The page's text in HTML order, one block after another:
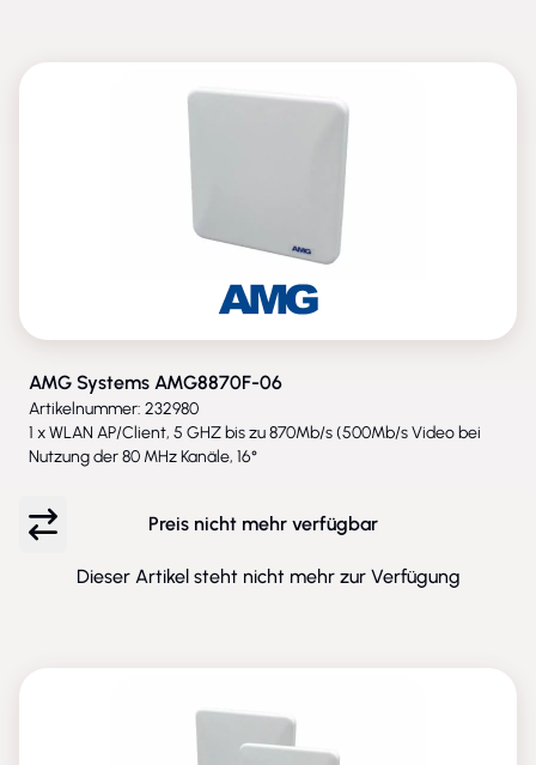
AMG Systems AMG8870F-06
Artikelnummer: 232980
1 x WLAN AP/Client, 5 GHZ bis zu 870Mb/s (500Mb/s Video bei
Nutzung der 80 MHz Kanäle, 16°
Preis nicht mehr verfügbar
Dieser Artikel steht nicht mehr zur Verfügung